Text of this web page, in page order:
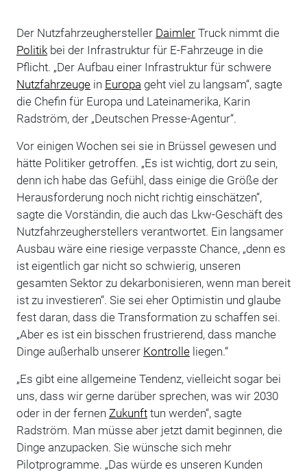
Der Nutzfahrzeughersteller DaimlerTruck nimmt die
Politikbei der Infrastruktur für E-Fahrzeuge in die
Pflicht. „Der Aufbau einer Infrastruktur für schwere
Nutzfahrzeugein Europa geht viel zu langsam“, sagte
die Chefin für Europa und Lateinamerika, Karin
Radström, der „Deutschen Presse-Agentur“.
Vor einigen Wochen sei sie in Brüssel gewesen und
hätte Politiker getroffen. „Es ist wichtig, dort zu sein,
denn ich habe das Gefühl, dass einige die Größe der
Herausforderung noch nicht richtig einschätzen“,
sagte die Vorständin, die auch das Lkw-Geschäft des
Nutzfahrzeugherstellers verantwortet. Ein langsamer
Ausbau wäre eine riesige verpasste Chance, „denn es
ist eigentlich gar nicht so schwierig, unseren
gesamten Sektor zu dekarbonisieren, wenn man bereit
ist zu investieren“. Sie sei eher Optimistin und glaube
fest daran, dass die Transformation zu schaffen sei.
„Aber es ist ein bisschen frustrierend, dass manche
Dinge außerhalb unserer Kontrolleliegen.“
„Es gibt eine allgemeine Tendenz, vielleicht sogar bei
uns, dass wir gerne darüber sprechen, was wir 2030
oder in der fernen Zukunfttun werden“, sagte
Radström. Man müsse aber jetzt damit beginnen, die
Dinge anzupacken. Sie wünsche sich mehr
Pilotprogramme. „Das würde es unseren Kunden